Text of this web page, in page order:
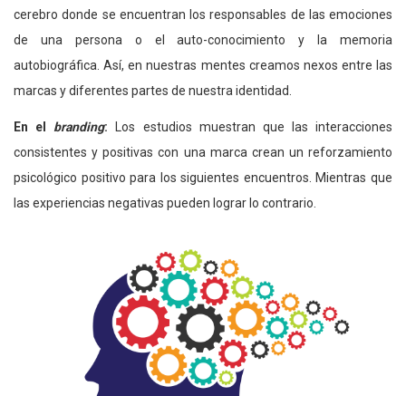
cerebro donde se encuentran los responsables de las emociones
de una persona o el auto-conocimiento y la memoria
autobiográfica. Así, en nuestras mentes creamos nexos entre las
marcas y diferentes partes de nuestra identidad.
En el branding:
Los estudios muestran que las interacciones
consistentes y positivas con una marca crean un reforzamiento
psicológico positivo para los siguientes encuentros. Mientras que
las experiencias negativas pueden lograr lo contrario.